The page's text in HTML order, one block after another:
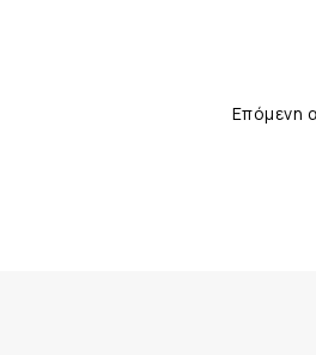
Επόμενη